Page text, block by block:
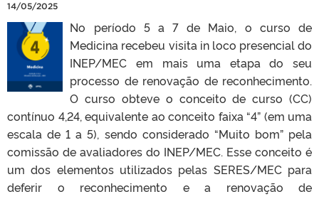
14/05/2025
No período 5 a 7 de Maio, o curso de
Medicina recebeu visita in loco presencial do
INEP/MEC em mais uma etapa do seu
processo de renovação de reconhecimento.
O curso obteve o conceito de curso (CC)
contínuo 4,24, equivalente ao conceito faixa “4” (em uma
escala de 1 a 5), sendo considerado “Muito bom” pela
comissão de avaliadores do INEP/MEC. Esse conceito é
um dos elementos utilizados pelas SERES/MEC para
deferir o reconhecimento e a renovação de